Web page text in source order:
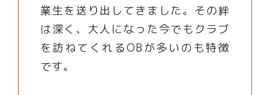
業生を送り出してきました。その絆
は深く、大人になった今でもクラブ
を訪ねてくれるOBが多いのも特徴
です。